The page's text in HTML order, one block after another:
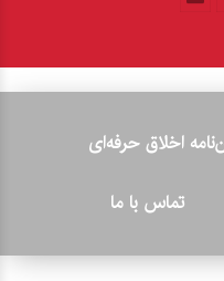
اخلاق حرفه‌ای
تماس با ما